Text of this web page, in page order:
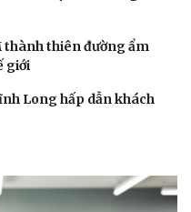
thành thiên đường ẩm
giới
Long hấp dẫn khách